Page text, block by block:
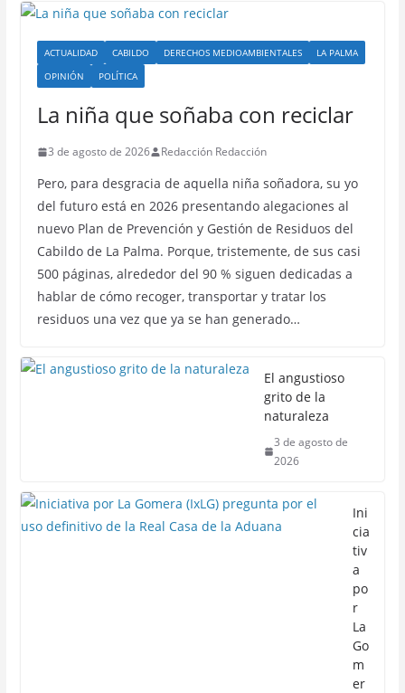
ACTUALIDAD CABILDO DERECHOS MEDIOAMBIENTALES
LA PALMA
OPINIÓN
POLÍTICA
La niña que soñaba con reciclar
3 de agosto de 2026 Redacción Redacción
Pero, para desgracia de aquella niña soñadora, su yo
del futuro está en 2026 presentando alegaciones al
nuevo Plan de Prevención y Gestión de Residuos del
Cabildo de La Palma. Porque, tristemente, de sus casi
500 páginas, alrededor del 90 % siguen dedicadas a
hablar de cómo recoger, transportar y tratar los
residuos una vez que ya se han generado…
El angustioso
grito de la
naturaleza
3 de agosto de
2026
Ini
cia
tiv
a
po
r
La
Go
m
er